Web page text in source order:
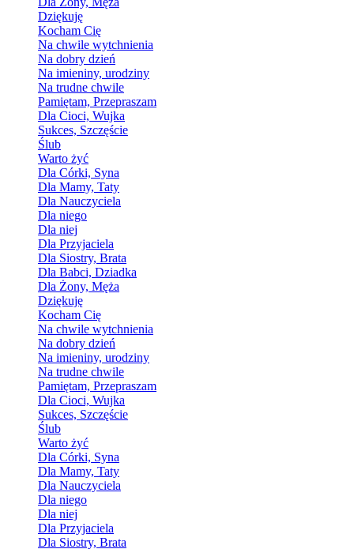
Dziękuję
Kocham Cię
Na chwile wytchnienia
Na dobry dzień
Na imieniny, urodziny
Na trudne chwile
Pamiętam, Przepraszam
Dla Cioci, Wujka
Sukces, Szczęście
Ślub
Warto żyć
Dla Córki, Syna
Dla Mamy, Taty
Dla Nauczyciela
Dla niego
Dla niej
Dla Przyjaciela
Dla Siostry, Brata
Dla Babci, Dziadka
Dla Żony, Męża
Dziękuję
Kocham Cię
Na chwile wytchnienia
Na dobry dzień
Na imieniny, urodziny
Na trudne chwile
Pamiętam, Przepraszam
Dla Cioci, Wujka
Sukces, Szczęście
Ślub
Warto żyć
Dla Córki, Syna
Dla Mamy, Taty
Dla Nauczyciela
Dla niego
Dla niej
Dla Przyjaciela
Dla Siostry, Brata